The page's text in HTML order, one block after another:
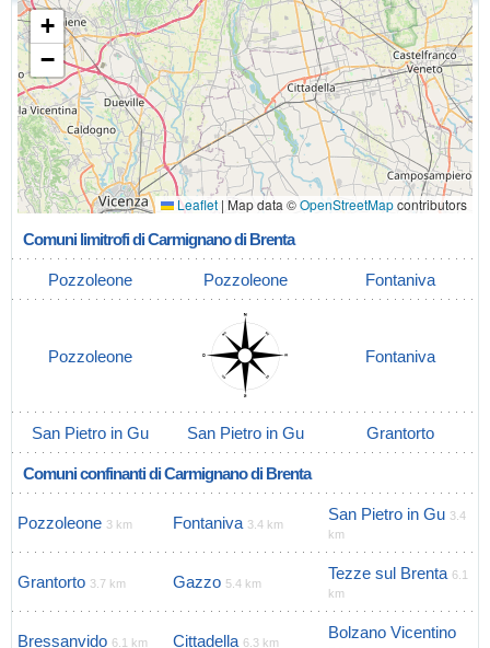
+
−
Leaflet | Map data ©OpenStreetMapcontributors
Comuni limitrofi di Carmignano di Brenta
Pozzoleone Pozzoleone Fontaniva
Pozzoleone Fontaniva
San Pietro in Gu San Pietro in Gu Grantorto
Comuni confinanti di Carmignano di Brenta
Pozzoleone 3 km Fontaniva 3.4 km
San Pietro in Gu 3.4
km
Grantorto 3.7 km Gazzo 5.4 km
Tezze sul Brenta 6.1
km
Bressanvido 6.1 km Cittadella 6.3 km
Bolzano Vicentino